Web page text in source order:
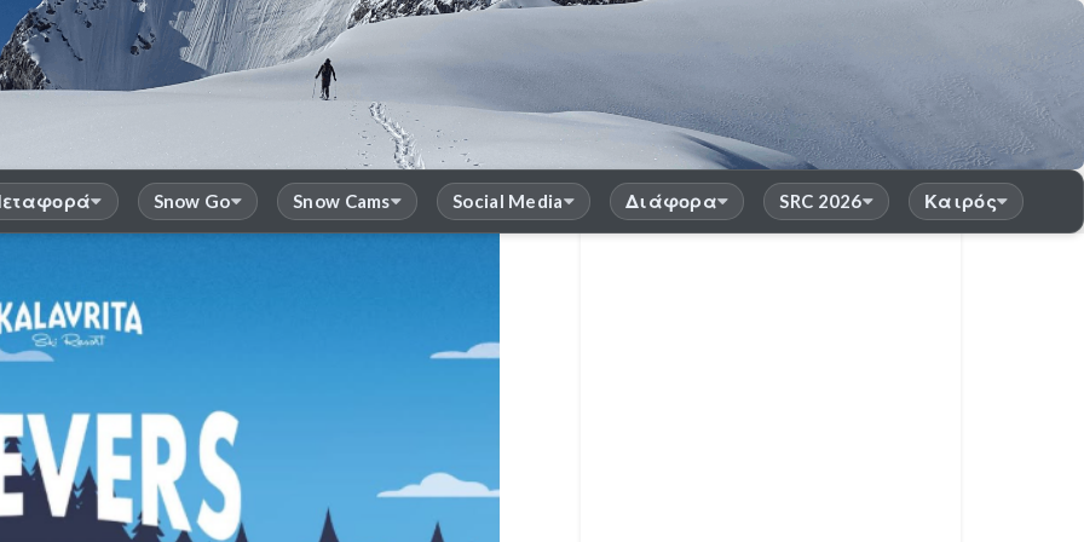
Snow Go Snow Cams Social Media Διάφορα SRC 2026 Καιρός